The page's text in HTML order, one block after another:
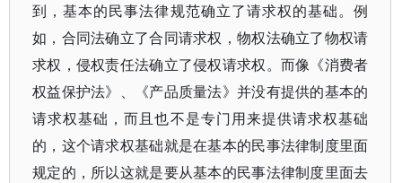
到，基本的民事法律规范确立了请求权的基础。例
如，合同法确立了合同请求权，物权法确立了物权请
求权，侵权责任法确立了侵权请求权。而像《消费者
权益保护法》、《产品质量法》并没有提供的基本的
请求权基础，而且也不是专门用来提供请求权基础
的，这个请求权基础就是在基本的民事法律制度里面
规定的，所以这就是要从基本的民事法律制度里面去